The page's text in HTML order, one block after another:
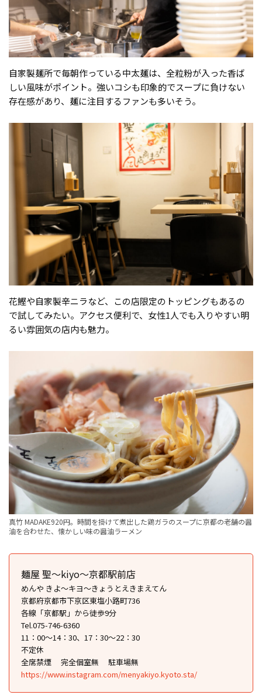
自家製麺所で毎朝作っている中太麺は、全粒粉が入った香ば
しい風味がポイント。強いコシも印象的でスープに負けない
存在感があり、麺に注目するファンも多いそう。
花鰹や自家製辛ニラなど、この店限定のトッピングもあるの
で試してみたい。アクセス便利で、女性1人でも入りやすい明
るい雰囲気の店内も魅力。
真竹 MADAKE920円。時間を掛けて煮出した鶏ガラのスープに京都の老舗の醤
油を合わせた、懐かしい味の醤油ラーメン
麺屋 聖〜kiyo〜京都駅前店
めんや きよ〜キヨ〜きょうとえきまえてん
京都府京都市下京区東塩小路町736
各線「京都駅」から徒歩9分
Tel.075-746-6360
11：00〜14：30、17：30〜22：30
不定休
全席禁煙
完全個室無
駐車場無
https://www.instagram.com/menyakiyo.kyoto.sta/